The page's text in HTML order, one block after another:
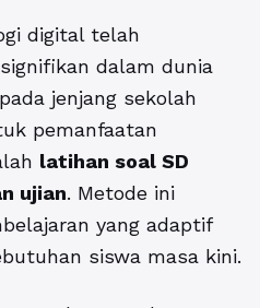
digital telah
dalam dunia
jenjang sekolah
pemanfaatan
latihan soal SD
ujian. Metode ini
yang adaptif
siswa masa kini.